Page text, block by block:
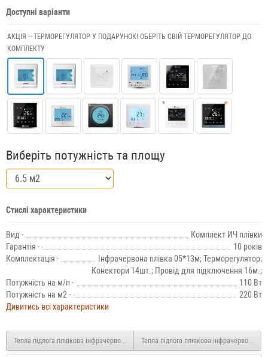
Доступні варіанти
АКЦІЯ -- ТЕРМОРЕГУЛЯТОР У ПОДАРУНОК! ОБЕРІТЬ СВІЙ ТЕРМОРЕГУЛЯТОР ДО
КОМПЛЕКТУ
Виберіть потужність та площу
Стислі характеристики
Вид -
Комплект ИЧ плівки
Гарантія -
10 років
Комплектація -
Інфрачервона плівка 05*13м; Терморегулятор;
Конектори 14шт.; Провід для підключення 16м.;
Потужність на м/п -
110 Вт
Потужність на м2 -
220 Вт
Дивитись всі характеристики
Тепла підлога плівкова інфрачервона Enerpia з терморегулятором Castle 6 м2
Тепла підлога плівкова інфрачервона